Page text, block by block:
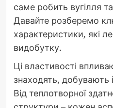
саме робить вугілля
Давайте розберемо
характеристики, які
видобутку.
Ці властивості
знаходять, добувають
Від теплотворної